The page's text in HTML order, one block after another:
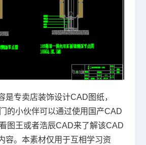
是专卖店装饰设计CAD图纸，
的小伙伴可以通过使用国产CAD
图王或者浩辰CAD来了解该CAD
容。本素材仅用于互相学习资